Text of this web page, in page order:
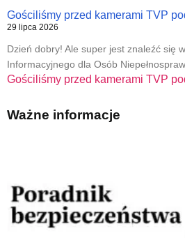
Gościliśmy przed kamerami TVP
29 lipca 2026
Dzień dobry! Ale super jest znaleźć się
Informacyjnego dla Osób
Gościliśmy przed kamerami TVP
Ważne informacje